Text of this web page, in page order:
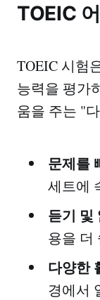
TOEIC
TOEIC 시험
능력을 평가
움을 주는 "
문제를
세트에
듣기 및
용을 더
다양한
경에서